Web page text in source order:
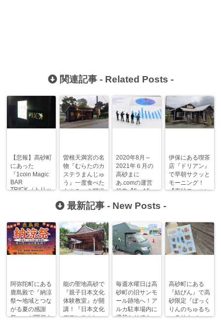
関連記事 - Related Posts -
【悲報】高砂町
にあった
『1coin Magic
BAR
TRICK（トリッ
曽根天満宮の名
物『むらたのカ
ステラまんじゅ
う』一度食べた
らやみつき間違
いなし！
2020年8月～
2021年６月の
高砂まに
あ.comの運営
報告【5～15ヶ
代】
伊保にある喫茶
店『ドリアン』
で早朝サクッと
モーニング！
【高砂モーニン
最新記事 - New Posts -
阿弥陀町にある
鹿島殿で『納涼
祭〜地域とつな
がる夏の感謝
祭〜』が開催さ
能の聖地高砂で
『親子日本文化
体験教室』が開
講！『日本文化
デモンストレー
毎週水曜日は高
砂町の旧サンモ
ール跡地へ！ア
ルカ駐車場内に
週替わりでキッ
高砂町にある
『結びん』で高
砂限定『ぼっく
りんのちゅるち
ゅるりん♪シー